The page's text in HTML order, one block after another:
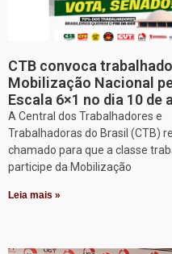
CTB convoca
Mobilização Nacional
Escala 6×1 no dia 10 de
A Central dos Trabalhadores e
Trabalhadoras do Brasil (CTB)
chamado para que a classe
participe da Mobilização
Leia mais »